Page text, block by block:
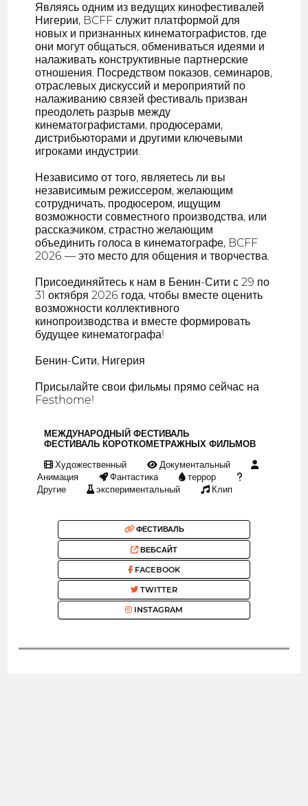
Являясь одним из ведущих кинофестивалей
Нигерии, BCFF служит платформой для
новых и признанных кинематографистов, где
они могут общаться, обмениваться идеями и
налаживать конструктивные партнерские
отношения. Посредством показов, семинаров,
отраслевых дискуссий и мероприятий по
налаживанию связей фестиваль призван
преодолеть разрыв между
кинематографистами, продюсерами,
дистрибьюторами и другими ключевыми
игроками индустрии.
Независимо от того, являетесь ли вы
независимым режиссером, желающим
сотрудничать, продюсером, ищущим
возможности совместного производства, или
рассказчиком, страстно желающим
объединить голоса в кинематографе, BCFF
2026 — это место для общения и творчества.
Присоединяйтесь к нам в Бенин-Сити с 29 по
31 октября 2026 года, чтобы вместе оценить
возможности коллективного
кинопроизводства и вместе формировать
будущее кинематографа!
Бенин-Сити, Нигерия
Присылайте свои фильмы прямо сейчас на
Festhome!
МЕЖДУНАРОДНЫЙ ФЕСТИВАЛЬ
ФЕСТИВАЛЬ КОРОТКОМЕТРАЖНЫХ ФИЛЬМОВ
Художественный
Документальный
Анимация
Фантастика
террор
Другие
экспериментальный Клип
ФЕСТИВАЛЬ
ВЕБСАЙТ
FACEBOOK
TWITTER
INSTAGRAM